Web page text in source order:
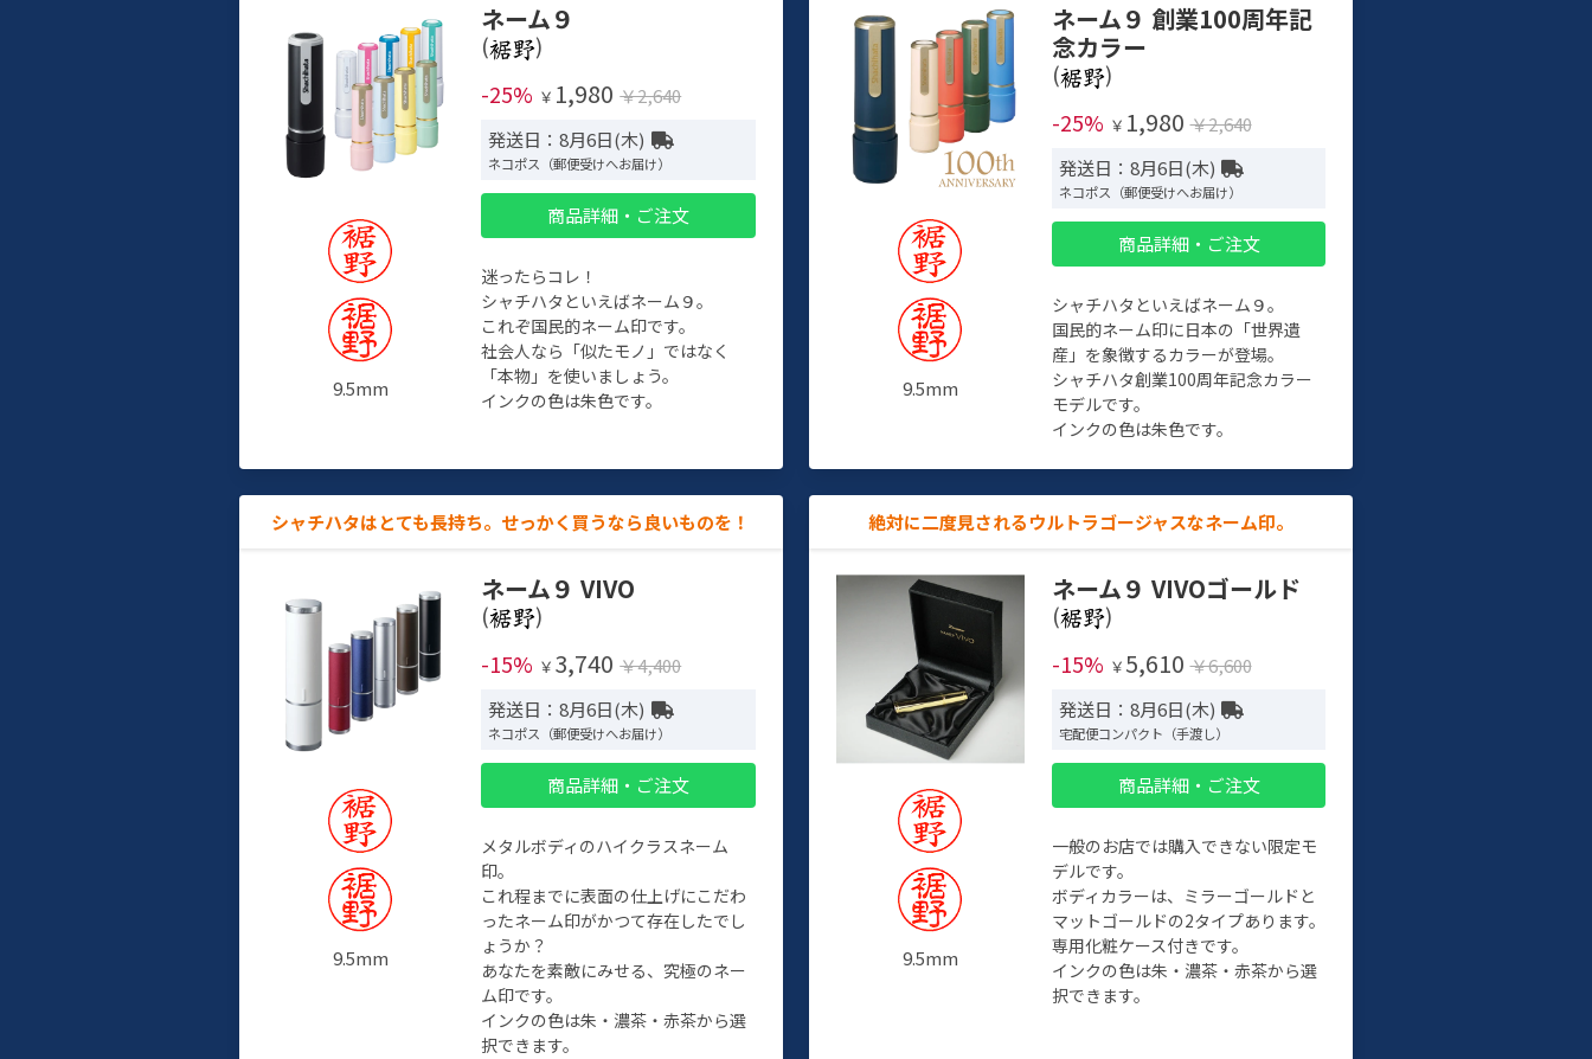
9.5mm
ネーム９
(
)
-25% ￥ 1,980 ￥2,640
発送日：8月6日(木)
ネコポス（郵便受けへお届け）
商品詳細・ご注文
迷ったらコレ！
シャチハタといえばネーム９。
これぞ国民的ネーム印です。
社会人なら「似たモノ」ではなく
「本物」を使いましょう。
インクの色は朱色です。
9.5mm
ネーム９ 創業100周年記
念カラー
(
)
-25% ￥ 1,980 ￥2,640
発送日：8月6日(木)
ネコポス（郵便受けへお届け）
商品詳細・ご注文
シャチハタといえばネーム９。
国民的ネーム印に日本の「世界遺
産」を象徴するカラーが登場。
シャチハタ創業100周年記念カラー
モデルです。
インクの色は朱色です。
シャチハタはとても長持ち。せっかく買うなら良いものを！
9.5mm
ネーム９ VIVO
(
)
-15% ￥ 3,740 ￥4,400
発送日：8月6日(木)
ネコポス（郵便受けへお届け）
商品詳細・ご注文
メタルボディのハイクラスネーム
印。
これ程までに表面の仕上げにこだわ
ったネーム印がかつて存在したでし
ょうか？
あなたを素敵にみせる、究極のネー
ム印です。
インクの色は朱・濃茶・赤茶から選
択できます。
絶対に二度見されるウルトラゴージャスなネーム印。
9.5mm
ネーム９ VIVOゴールド
(
)
-15% ￥ 5,610 ￥6,600
発送日：8月6日(木)
宅配便コンパクト（手渡し）
商品詳細・ご注文
一般のお店では購入できない限定モ
デルです。
ボディカラーは、ミラーゴールドと
マットゴールドの2タイプあります。
専用化粧ケース付きです。
インクの色は朱・濃茶・赤茶から選
択できます。